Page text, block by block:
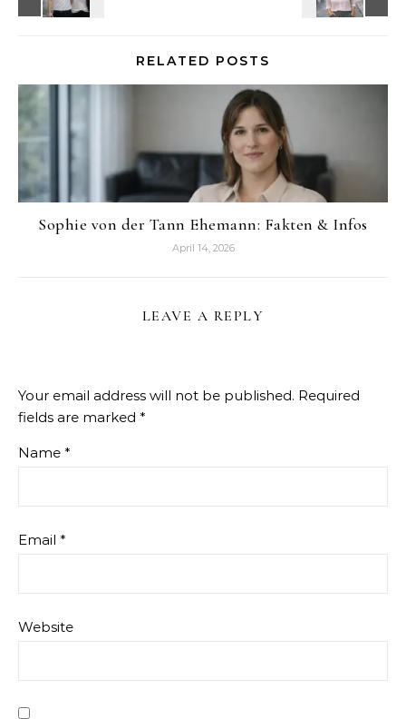
RELATED POSTS
Sophie von der Tann Ehemann: Fakten & Infos
April 14, 2026
LEAVE A REPLY
Your email address will not be published. Required
fields are marked *
Name *
Email *
Website